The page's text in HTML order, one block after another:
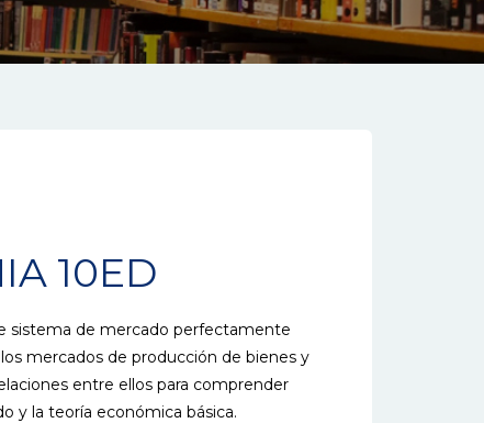
10ED
sistema de mercado perfectamente
mercados de producción de bienes y
entre ellos para comprender
y la teoría económica básica.